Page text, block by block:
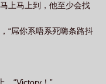
上马上到，他至少会找
“屌你系唔系死嗨条路抖